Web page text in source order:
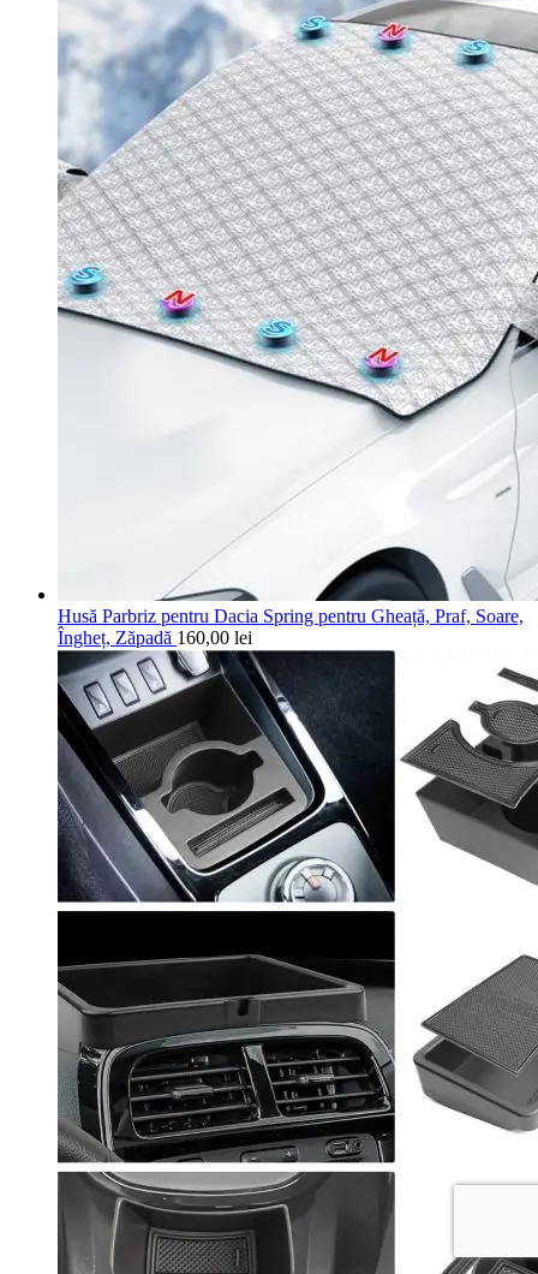
Husă Parbriz pentru Dacia Spring pentru Gheață, Praf, Soare,
Îngheț, Zăpadă 160,00 lei